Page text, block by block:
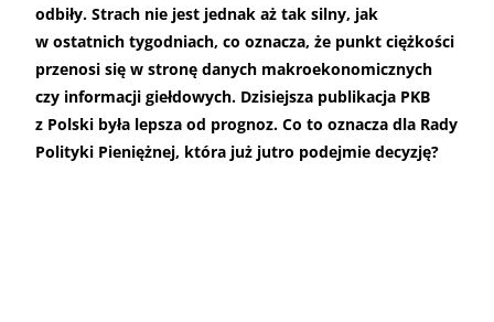
odbiły. Strach nie jest jednak aż tak silny, jak
w ostatnich tygodniach, co oznacza, że punkt ciężkości
przenosi się w stronę danych makroekonomicznych
czy informacji giełdowych. Dzisiejsza publikacja PKB
z Polski była lepsza od prognoz. Co to oznacza dla Rady
Polityki Pieniężnej, która już jutro podejmie decyzję?